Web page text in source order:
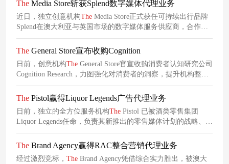
列海报，以大实话文案直接戳中消费者心坎。
The Media Store斩获Splend数字媒体代理业务
近日，独立创意机构The Media Store正式获任可持续出行品牌
Splend在澳大利亚与英国市场的数字媒体服务供应商，合作任
命自公布起立即生效。根据合作协议，TheMedia Store将全面
负责Splend上述两地市场的数字化战略制定、落地实施、效果
优化及数据报告全流程管理。
The General Store宣布收购Cognition
日前，创意机构The General Store官宣收购消费者认知研究公司
Cognition Research，力图强化对消费者的洞察，提升机构整体
创意水平。此次收购将进一步深化TheGeneral Store以洞察力为
主导的创意优势，这种研究与创意的结合将帮助客户在不断变
化的市场中保持领先地位。
The Pistol赢得Liquor Legends广告代理业务
日前，独立的全方位服务机构The Pistol 已被酒类零售集团
Liquor Legends任命，负责其新推出的零售媒体计划的战略、上
市、支持和发展工作。ThePistol拥有十多年提供协作广告解决
方案的经验，如今这些经验正助力 Liquor Legends打造出一流
The Brand Agency赢得RAC整合营销代理业务
经过激烈竞标， The Brand Agency凭借综合实力胜出，被澳大